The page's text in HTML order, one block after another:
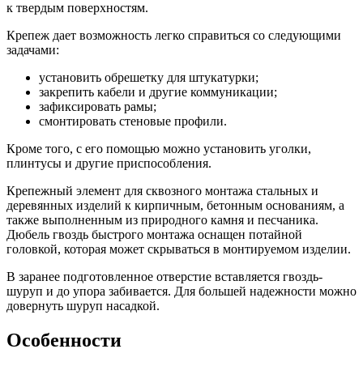
к твердым поверхностям.
Крепеж дает возможность легко справиться со следующими
задачами:
установить обрешетку для штукатурки;
закрепить кабели и другие коммуникации;
зафиксировать рамы;
смонтировать стеновые профили.
Кроме того, с его помощью можно установить уголки,
плинтусы и другие приспособления.
Крепежный элемент для сквозного монтажа стальных и
деревянных изделий к кирпичным, бетонным основаниям, а
также выполненным из природного камня и песчаника.
Дюбель гвоздь быстрого монтажа оснащен потайной
головкой, которая может скрываться в монтируемом изделии.
В заранее подготовленное отверстие вставляется гвоздь-
шуруп и до упора забивается. Для большей надежности можно
довернуть шуруп насадкой.
Особенности